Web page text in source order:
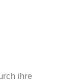
ihre